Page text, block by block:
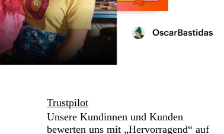
Trustpilot
Unsere Kundinnen und Kunden
bewerten uns mit „Hervorragend“ auf